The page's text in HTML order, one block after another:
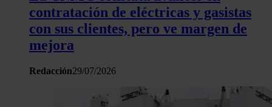
contratación de eléctricas y gasistas
con sus clientes, pero ve margen de
mejora
Redacción29/07/2026